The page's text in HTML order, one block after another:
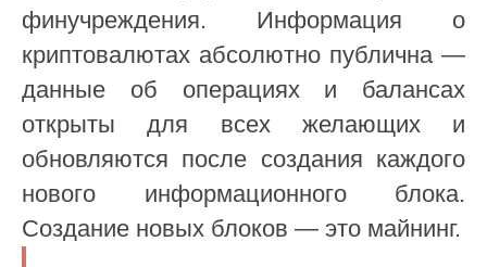
финучреждения. Информация о
криптовалютах абсолютно публична —
данные об операциях и балансах
открыты для всех желающих и
обновляются после создания каждого
нового информационного блока.
Создание новых блоков — это майнинг.